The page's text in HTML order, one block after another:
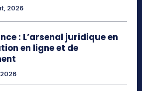
2026
: L’arsenal juridique en
en ligne et de